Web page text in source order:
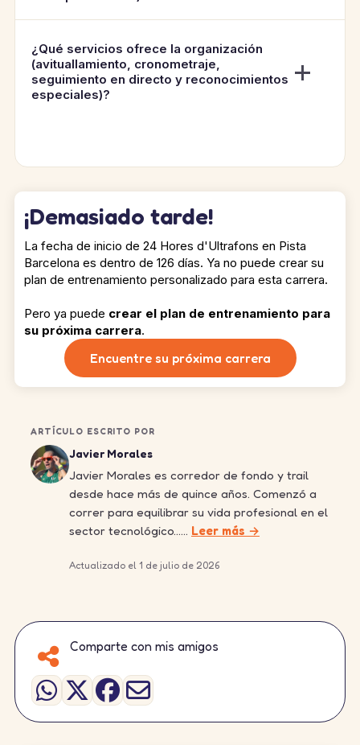
¿Qué servicios ofrece la organización
(avituallamiento, cronometraje,
seguimiento en directo y reconocimientos
especiales)?
¡Demasiado tarde!
La fecha de inicio de 24 Hores d'Ultrafons en Pista
Barcelona es dentro de 126 días. Ya no puede crear su
plan de entrenamiento personalizado para esta carrera.
Pero ya puede crear el plan de entrenamiento para
su próxima carrera.
Encuentre su próxima carrera
ARTÍCULO ESCRITO POR
Javier Morales
Javier Morales es corredor de fondo y trail
desde hace más de quince años. Comenzó a
correr para equilibrar su vida profesional en el
sector tecnológico…… Leer más →
Actualizado el 1 de julio de 2026
Comparte con mis amigos